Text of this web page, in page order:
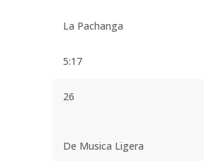
La Pachanga
5:17
26
De Musica Ligera